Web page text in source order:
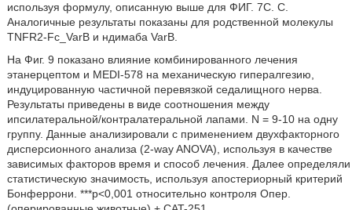
используя формулу, описанную выше для ФИГ. 7C. C.
Аналогичные результаты показаны для родственной молекулы
TNFR2-Fc_VarB и ндимаба VarB.
На Фиг. 9 показано влияние комбинированного лечения
этанерцептом и MEDI-578 на механическую гипералгезию,
индуцированную частичной перевязкой седалищного нерва.
Результаты приведены в виде соотношения между
ипсилатеральной/контралатеральной лапами. N = 9-10 на одну
группу. Данные анализировали с применением двухфакторного
дисперсионного анализа (2-way ANOVA), используя в качестве
зависимых факторов время и способ лечения. Далее определяли
статистическую значимость, используя апостериорный критерий
Бонферрони. ***p<0,001 относительно контроля Oпеp.